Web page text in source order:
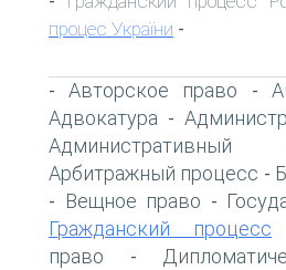
процес України -
-Авторское право -
Адвокатура -
Административный
Арбитражный процесс -
- Вещное право -
Гражданский процесс
право -